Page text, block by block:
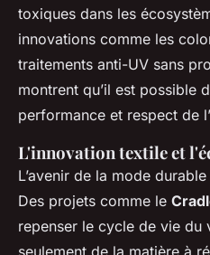
toxiques dans les
innovations comme les
traitements anti-UV sans
montrent qu’il est possible
performance et respect de
L'innovation textile et
L’avenir de la mode
Des projets comme le
repenser le cycle de vie du